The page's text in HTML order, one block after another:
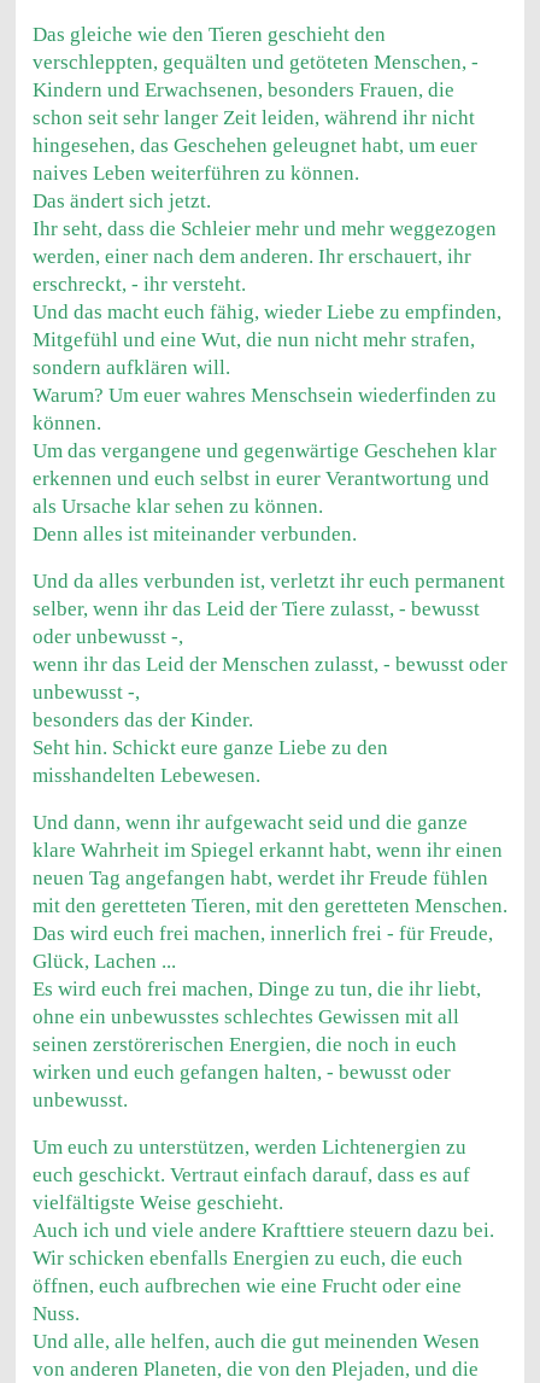
Das gleiche wie den Tieren geschieht den
verschleppten, gequälten und getöteten Menschen, -
Kindern und Erwachsenen, besonders Frauen, die
schon seit sehr langer Zeit leiden, während ihr nicht
hingesehen, das Geschehen geleugnet habt, um euer
naives Leben weiterführen zu können.
Das ändert sich jetzt.
Ihr seht, dass die Schleier mehr und mehr weggezogen
werden, einer nach dem anderen. Ihr erschauert, ihr
erschreckt, - ihr versteht.
Und das macht euch fähig, wieder Liebe zu empfinden,
Mitgefühl und eine Wut, die nun nicht mehr strafen,
sondern aufklären will.
Warum? Um euer wahres Menschsein wiederfinden zu
können.
Um das vergangene und gegenwärtige Geschehen klar
erkennen und euch selbst in eurer Verantwortung und
als Ursache klar sehen zu können.
Denn alles ist miteinander verbunden.
Und da alles verbunden ist, verletzt ihr euch permanent
selber, wenn ihr das Leid der Tiere zulasst, - bewusst
oder unbewusst -,
wenn ihr das Leid der Menschen zulasst, - bewusst oder
unbewusst -,
besonders das der Kinder.
Seht hin. Schickt eure ganze Liebe zu den
misshandelten Lebewesen.
Und dann, wenn ihr aufgewacht seid und die ganze
klare Wahrheit im Spiegel erkannt habt, wenn ihr einen
neuen Tag angefangen habt, werdet ihr Freude fühlen
mit den geretteten Tieren, mit den geretteten Menschen.
Das wird euch frei machen, innerlich frei - für Freude,
Glück, Lachen ...
Es wird euch frei machen, Dinge zu tun, die ihr liebt,
ohne ein unbewusstes schlechtes Gewissen mit all
seinen zerstörerischen Energien, die noch in euch
wirken und euch gefangen halten, - bewusst oder
unbewusst.
Um euch zu unterstützen, werden Lichtenergien zu
euch geschickt. Vertraut einfach darauf, dass es auf
vielfältigste Weise geschieht.
Auch ich und viele andere Krafttiere steuern dazu bei.
Wir schicken ebenfalls Energien zu euch, die euch
öffnen, euch aufbrechen wie eine Frucht oder eine
Nuss.
Und alle, alle helfen, auch die gut meinenden Wesen
von anderen Planeten, die von den Plejaden, und die